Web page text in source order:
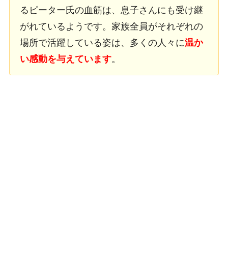
るピーター氏の血筋は、息子さんにも受け継
がれているようです。家族全員がそれぞれの
場所で活躍している姿は、多くの人々に温か
い感動を与えています。